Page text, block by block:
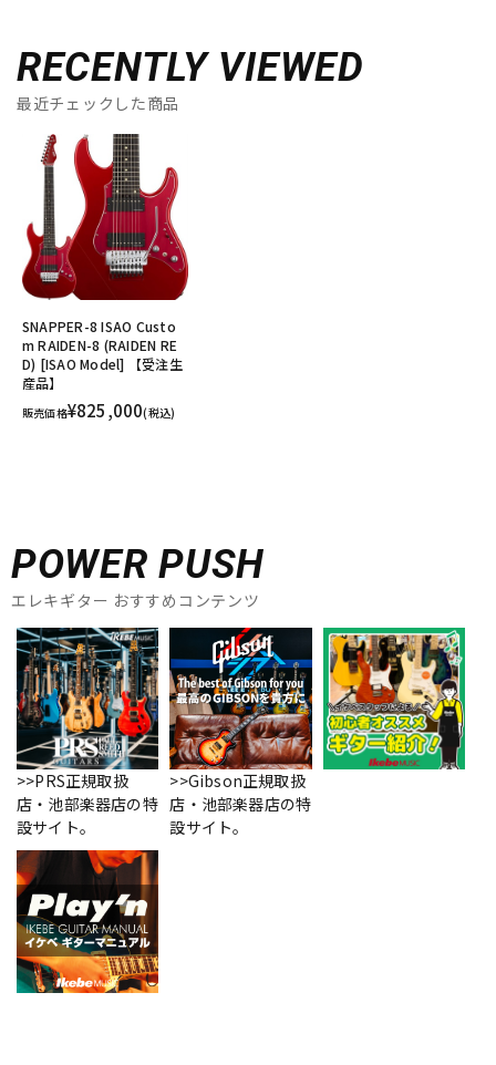
RECENTLY VIEWED
最近チェックした商品
SNAPPER-8 ISAO Custo
m RAIDEN-8 (RAIDEN RE
D) [ISAO Model] 【受注生
産品】
販売価格¥825,000(税込)
POWER PUSH
エレキギター おすすめコンテンツ
>>PRS正規取扱
店・池部楽器店の特
設サイト。
>>Gibson正規取扱
店・池部楽器店の特
設サイト。